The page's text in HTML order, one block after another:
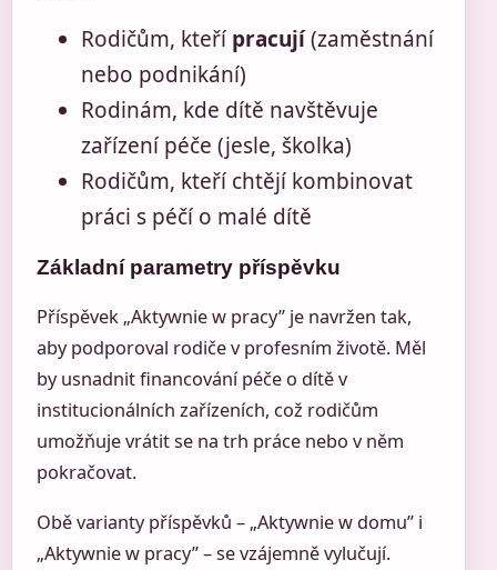
Rodičům, kteří pracují(zaměstnání
nebo podnikání)
Rodinám, kde dítě navštěvuje
zařízení péče (jesle, školka)
Rodičům, kteří chtějí kombinovat
práci s péčí o malé dítě
Základní parametry příspěvku
Příspěvek „Aktywnie w pracy” je navržen tak,
aby podporoval rodiče v profesním životě. Měl
by usnadnit financování péče o dítě v
institucionálních zařízeních, což rodičům
umožňuje vrátit se na trh práce nebo v něm
pokračovat.
Obě varianty příspěvků – „Aktywnie w domu” i
„Aktywnie w pracy” – se vzájemně vylučují.